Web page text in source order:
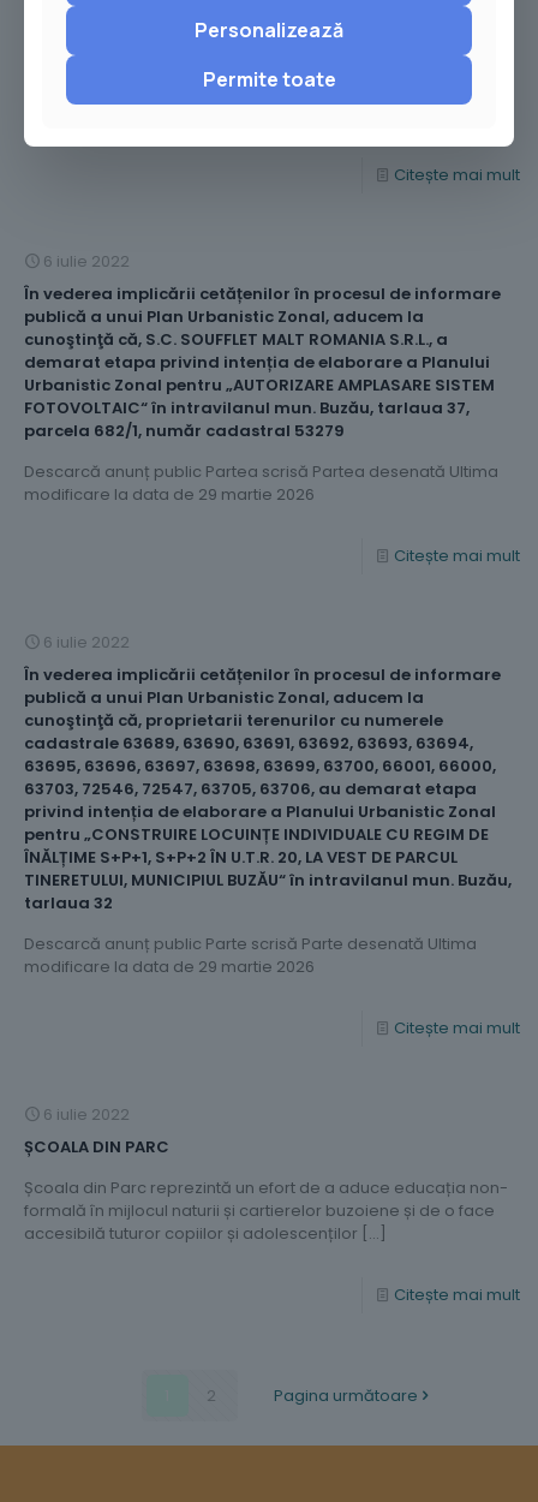
Consiliului Local al Municipiului Buzău, pentru MIERCURI,
13.07.2022, ora 15:30
Descarcă dispoziție Ultima modificare la data de 28 martie
Citește mai mult
6 iulie 2022
În vederea implicării cetățenilor în procesul de informare
publică a unui Plan Urbanistic Zonal, aducem la
cunoştinţă că, S.C. SOUFFLET MALT ROMANIA S.R.L., a
demarat etapa privind intenția de elaborare a Planului
Urbanistic Zonal pentru „AUTORIZARE AMPLASARE SISTEM
FOTOVOLTAIC“ în intravilanul mun. Buzău, tarlaua 37,
parcela 682/1, număr cadastral 53279
Descarcă anunț public Partea scrisă Partea desenată Ultima
modificare la data de 29 martie 2026
Citește mai mult
6 iulie 2022
În vederea implicării cetățenilor în procesul de informare
publică a unui Plan Urbanistic Zonal, aducem la
cunoştinţă că, proprietarii terenurilor cu numerele
cadastrale 63689, 63690, 63691, 63692, 63693, 63694,
63695, 63696, 63697, 63698, 63699, 63700, 66001, 66000,
63703, 72546, 72547, 63705, 63706, au demarat etapa
privind intenția de elaborare a Planului Urbanistic Zonal
pentru „CONSTRUIRE LOCUINȚE INDIVIDUALE CU REGIM DE
ÎNĂLȚIME S+P+1, S+P+2 ÎN U.T.R. 20, LA VEST DE PARCUL
TINERETULUI, MUNICIPIUL BUZĂU“ în intravilanul mun. Buzău,
tarlaua 32
Descarcă anunț public Parte scrisă Parte desenată Ultima
modificare la data de 29 martie 2026
Citește mai mult
6 iulie 2022
ȘCOALA DIN PARC
Școala din Parc reprezintă un efort de a aduce educația non-
formală în mijlocul naturii și cartierelor buzoiene și de o face
accesibilă tuturor copiilor și adolescenților […]
Citește mai mult
2 Pagina următoare
Personalizează
Permite toate